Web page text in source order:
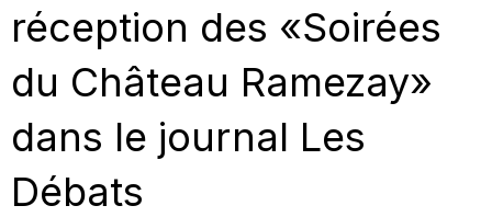
réception des «Soirées
du Château Ramezay»
dans le journal Les
Débats